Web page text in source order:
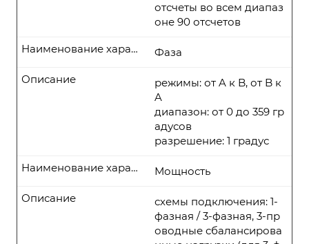
отсчеты во всем диапаз
оне 90 отсчетов
Фаза
Наименование характеристики
режимы: от A к B, от B к
A
диапазон: от 0 до 359 гр
адусов
разрешение: 1 градус
Описание
Мощность
Наименование характеристики
схемы подключения: 1-
фазная / 3-фазная, 3-пр
оводные сбалансирова
Описание